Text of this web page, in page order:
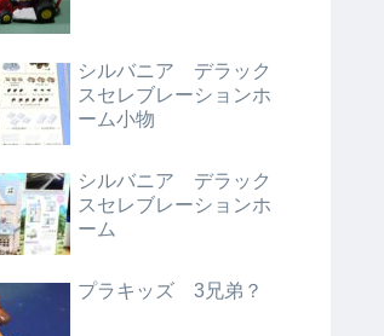
シルバニア デラック
スセレブレーションホ
ーム小物
シルバニア デラック
スセレブレーションホ
ーム
プラキッズ 3兄弟？